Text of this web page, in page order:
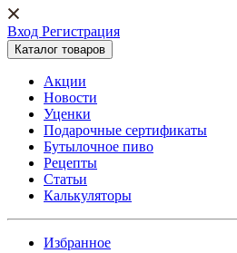
Вход Регистрация
Каталог товаров
Акции
Новости
Уценки
Подарочные сертификаты
Бутылочное пиво
Рецепты
Статьи
Калькуляторы
Избранное